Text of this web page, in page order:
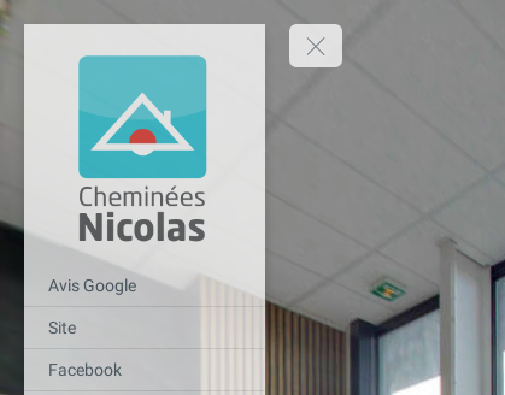
Avis Google
Site
Facebook